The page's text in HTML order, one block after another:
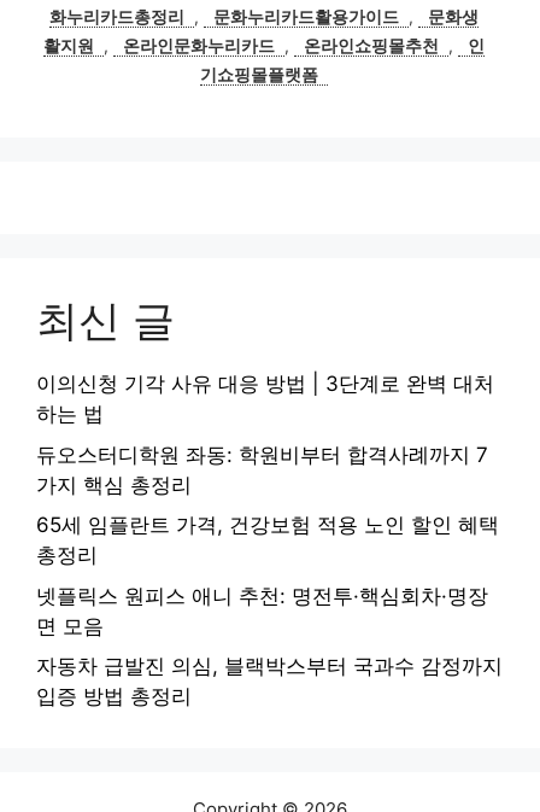
화누리카드총정리
, 문화누리카드활용가이드 ,
문화생
활지원
, 온라인문화누리카드 , 온라인쇼핑몰추천 ,
인
기쇼핑몰플랫폼
최신 글
이의신청 기각 사유 대응 방법 | 3단계로 완벽 대처
하는 법
듀오스터디학원 좌동: 학원비부터 합격사례까지 7
가지 핵심 총정리
65세 임플란트 가격, 건강보험 적용 노인 할인 혜택
총정리
넷플릭스 원피스 애니 추천: 명전투·핵심회차·명장
면 모음
자동차 급발진 의심, 블랙박스부터 국과수 감정까지
입증 방법 총정리